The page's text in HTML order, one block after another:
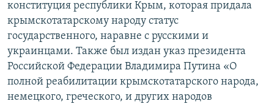
конституция республики Крым, которая придала
крымскотатарскому народу статус
государственного, наравне с русскими и
украинцами. Также был издан указ президента
Российской Федерации Владимира Путина «О
полной реабилитации крымскотатарского народа,
немецкого, греческого, и других народов